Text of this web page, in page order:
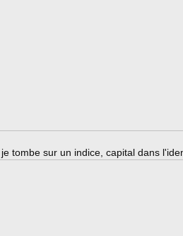
tombe sur un indice, capital dans